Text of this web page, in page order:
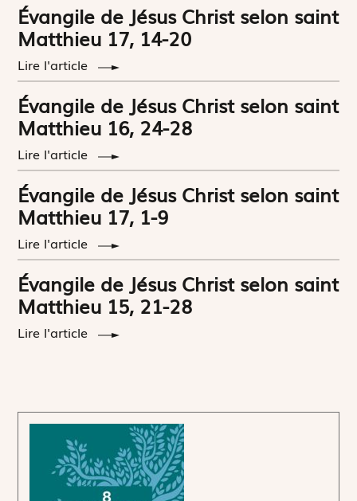
Évangile de Jésus Christ selon saint
Matthieu 17, 14-20
Lire l'article
Évangile de Jésus Christ selon saint
Matthieu 16, 24-28
Lire l'article
Évangile de Jésus Christ selon saint
Matthieu 17, 1-9
Lire l'article
Évangile de Jésus Christ selon saint
Matthieu 15, 21-28
Lire l'article